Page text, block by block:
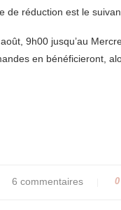
de réduction est le
9h00 jusqu’au
en bénéficieront,
6 commentaires 0